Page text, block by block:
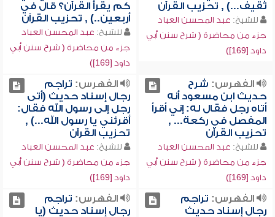
ثقيف...) , تحزيب القرآن
للشيخ: عبد المحسن العباد
جزء من محاضرة ( شرح سنن أبي
داود [169])
كم يقرأ القرآن؟ قال في
أربعين..) , تحزيب القرآن
للشيخ: عبد المحسن العباد
جزء من محاضرة ( شرح سنن أبي
داود [169])
الفهرس: شرح
حديث ابن مسعود أنه
أتاه رجل فقال له: إني أقرأ
المفصل في ركعة... ,
تحزيب القرآن
للشيخ: عبد المحسن العباد
جزء من محاضرة ( شرح سنن أبي
داود [169])
الفهرس: تراجم
رجال إسناد حديث (أتى
رجل إلى رسول الله فقال:
أقرئني يا رسول الله...) ,
تحزيب القرآن
للشيخ: عبد المحسن العباد
جزء من محاضرة ( شرح سنن أبي
داود [169])
الفهرس: تراجم
رجال إسناد حديث
الفهرس: تراجم
رجال إسناد حديث (يا